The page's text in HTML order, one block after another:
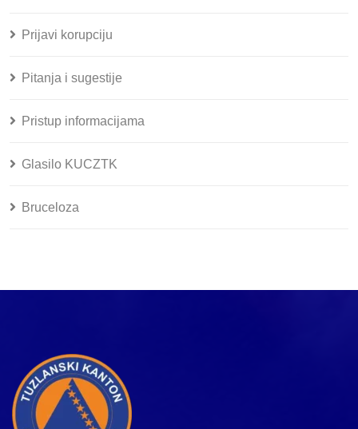
Prijavi korupciju
Pitanja i sugestije
Pristup informacijama
Glasilo KUCZTK
Bruceloza